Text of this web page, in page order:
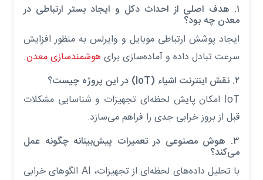
۱. هدف اصلی از احداث دکل و ایجاد بستر ارتباطی در
معدن چه بود؟
ایجاد پوشش ارتباطی موبایل و وایرلس به منظور افزایش
سرعت تبادل داده و آماده‌سازی برای هوشمندسازی معدن.
۲. نقش اینترنت اشیاء (IoT) در این پروژه چیست؟
IoT امکان پایش لحظه‌ای تجهیزات و شناسایی مشکلات
قبل از بروز خرابی جدی را فراهم می‌سازد.
۳. هوش مصنوعی در تعمیرات پیش‌بینانه چگونه عمل
می‌کند؟
با تحلیل داده‌های لحظه‌ای از تجهیزات، AI الگوهای خرابی